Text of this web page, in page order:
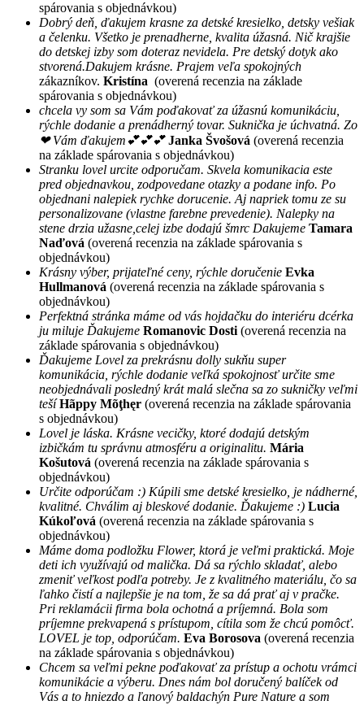
spárovania s objednávkou)
Dobrý deň, ďakujem krasne za detské kresielko, detsky vešiak
a čelenku. Všetko je prenadherne, kvalita úžasná. Nič krajšie
do detskej izby som doteraz nevidela. Pre detský dotyk ako
stvorená.Dakujem krásne. Prajem veľa spokojných
zákazníkov. Kristína (overená recenzia na základe
spárovania s objednávkou)
chcela vy som sa Vám poďakovať za úžasnú komunikáciu,
rýchle dodanie a prenádherný tovar. Suknička je úchvatná. Zo
❤ Vám ďakujem💕💕💕 Janka Švošová (overená recenzia
na základe spárovania s objednávkou)
Stranku lovel urcite odporučam. Skvela komunikacia este
pred objednavkou, zodpovedane otazky a podane info. Po
objednani nalepiek rychke dorucenie. Aj napriek tomu ze su
personalizovane (vlastne farebne prevedenie). Nalepky na
stene drzia užasne,celej izbe dodajú šmrc Dakujeme Tamara
Naďová (overená recenzia na základe spárovania s
objednávkou)
Krásny výber, prijateľné ceny, rýchle doručenie Evka
Hullmanová (overená recenzia na základe spárovania s
objednávkou)
Perfektná stránka máme od vás hojdačku do interiéru dcérka
ju miluje Ďakujeme Romanovic Dosti (overená recenzia na
základe spárovania s objednávkou)
Ďakujeme Lovel za prekrásnu dolly sukňu super
komunikácia, rýchle dodanie veľká spokojnosť určite sme
neobjednávali posledný krát malá slečna sa zo sukničky veľmi
tešíHãppy Mõţhęr (overená recenzia na základe spárovania
s objednávkou)
Lovel je láska. Krásne vecičky, ktoré dodajú detským
izbičkám tu správnu atmosféru a originalitu. Mária
Košutová (overená recenzia na základe spárovania s
objednávkou)
Určite odporúčam :) Kúpili sme detské kresielko, je nádherné,
kvalitné. Chválim aj bleskové dodanie. Ďakujeme :) Lucia
Kúkoľová (overená recenzia na základe spárovania s
objednávkou)
Máme doma podložku Flower, ktorá je veľmi praktická. Moje
deti ich využívajú od malička. Dá sa rýchlo skladať, alebo
zmeniť veľkost podľa potreby. Je z kvalitného materiálu, čo sa
ľahko čistí a najlepšie je na tom, že sa dá prať aj v pračke.
Pri reklamácii firma bola ochotná a príjemná. Bola som
príjemne prekvapená s prístupom, cítila som že chcú pomôcť.
LOVEL je top, odporúčam. Eva Borosova (overená recenzia
na základe spárovania s objednávkou)
Chcem sa veľmi pekne poďakovať za prístup a ochotu vrámci
komunikácie a výberu. Dnes nám bol doručený balíček od
Vás a to hniezdo a ľanový baldachýn Pure Nature a som